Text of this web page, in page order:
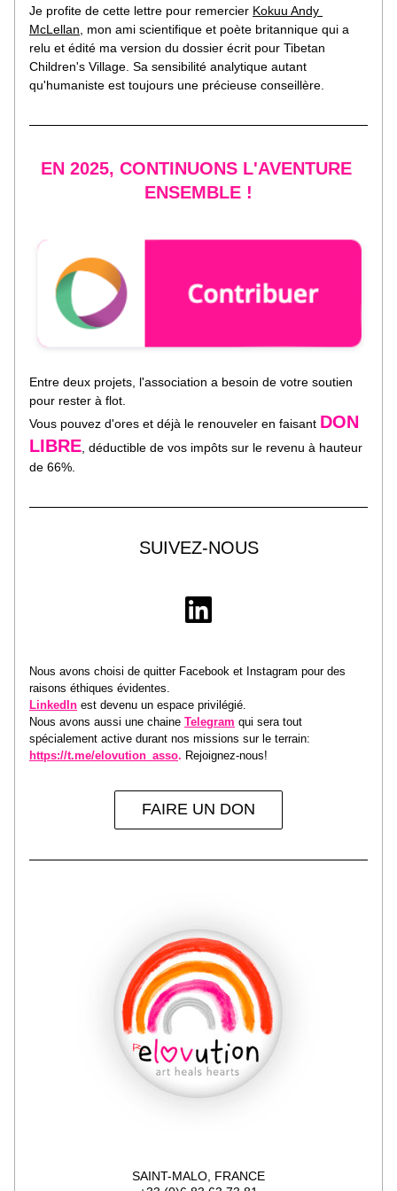
Je profite de cette lettre pour remercier Kokuu Andy
McLellan , mon ami scientifique et poète britannique qui a
relu et édité ma version du dossier écrit pour Tibetan
Children's Village. Sa sensibilité analytique autant
qu'humaniste est toujours une précieuse conseillère.
EN 2025, CONTINUONS L'AVENTURE
ENSEMBLE !
Entre deux projets, l'association a besoin de votre soutien
pour rester à flot.
Vous pouvez d'ores et déjà le renouveler en faisant DON
LIBRE , déductible de vos impôts sur le revenu à hauteur
de 66%.
SUIVEZ-NOUS
Nous avons choisi de quitter Facebook et Instagram pour des
raisons éthiques évidentes.
LinkedIn est devenu un espace privilégié.
Nous avons aussi une chaine Telegram qui sera tout
https://t.me/elovution_asso. Rejoignez-nous!
FAIRE UN DON
SAINT-MALO, FRANCE